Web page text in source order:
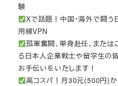
験
Xで話題！中国・海外で闘
用線VPN
孤軍奮闘、単身赴任、また
る日本人企業戦士や留学生の
お手伝いをいたします！
高コスパ！月30元(500円)か